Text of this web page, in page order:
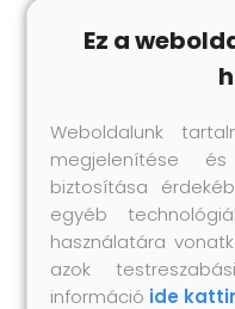
terméket a
rögzíteni kell a
dugó(k) nem
használjon a
és dugó(ka)t.
szakember
kövesse a
Ez a
Weboldalunk
megjelenítése
biztosítása
egyéb
használatára
azok
információ ide